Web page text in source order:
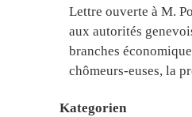
Lettre ouverte à M.
aux autorités
branches
chômeurs-euses, la
Kategorien